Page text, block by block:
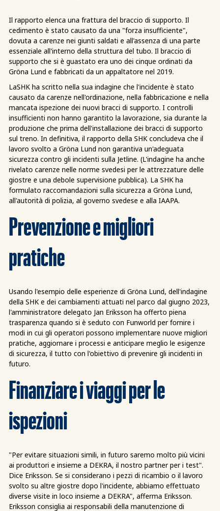
Il rapporto elenca una frattura del braccio di supporto. Il
cedimento è stato causato da una "forza insufficiente",
dovuta a carenze nei giunti saldati e all'assenza di una parte
essenziale all'interno della struttura del tubo. Il braccio di
supporto che si è guastato era uno dei cinque ordinati da
Gröna Lund e fabbricati da un appaltatore nel 2019.
LaSHK ha scritto nella sua indagine che l'incidente è stato
causato da carenze nell'ordinazione, nella fabbricazione e nella
mancata ispezione dei nuovi bracci di supporto. I controlli
insufficienti non hanno garantito la lavorazione, sia durante la
produzione che prima dell'installazione dei bracci di supporto
sul treno. In definitiva, il rapporto della SHK concludeva che il
lavoro svolto a Gröna Lund non garantiva un'adeguata
sicurezza contro gli incidenti sulla Jetline. (L'indagine ha anche
rivelato carenze nelle norme svedesi per le attrezzature delle
giostre e una debole supervisione pubblica). La SHK ha
formulato raccomandazioni sulla sicurezza a Gröna Lund,
all'autorità di polizia, al governo svedese e alla IAAPA.
Prevenzione e migliori
pratiche
Usando l'esempio delle esperienze di Gröna Lund, dell'indagine
della SHK e dei cambiamenti attuati nel parco dal giugno 2023,
l'amministratore delegato Jan Eriksson ha offerto piena
trasparenza quando si è seduto con Funworld per fornire i
modi in cui gli operatori possono implementare nuove migliori
pratiche, aggiornare i processi e anticipare meglio le esigenze
di sicurezza, il tutto con l'obiettivo di prevenire gli incidenti in
futuro.
Finanziare i viaggi per le
ispezioni
"Per evitare situazioni simili, in futuro saremo molto più vicini
ai produttori e insieme a DEKRA, il nostro partner per i test".
Dice Eriksson. Se si considerano i pezzi di ricambio o il lavoro
svolto su altre giostre dopo l'incidente, abbiamo effettuato
diverse visite in loco insieme a DEKRA", afferma Eriksson.
Eriksson consiglia ai responsabili della manutenzione di